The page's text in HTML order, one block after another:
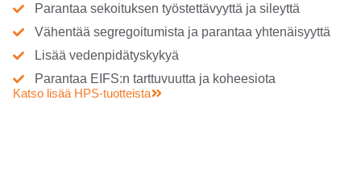
Parantaa sekoituksen työstettävyyttä ja sileyttä
Vähentää segregoitumista ja parantaa yhtenäisyyttä
Lisää vedenpidätyskykyä
Parantaa EIFS:n tarttuvuutta ja koheesiota
Katso lisää HPS-tuotteista